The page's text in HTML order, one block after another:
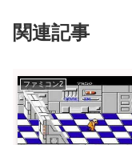
関連記事
ファミコン2